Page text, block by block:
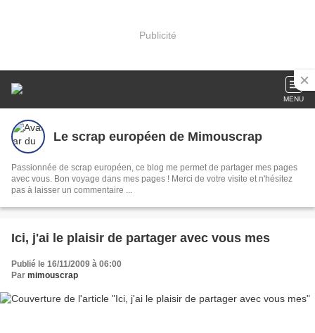
Publicité
MENU
Le scrap européen de Mimouscrap
Passionnée de scrap européen, ce blog me permet de partager mes pages
avec vous. Bon voyage dans mes pages ! Merci de votre visite et n'hésitez
pas à laisser un commentaire ...
Ici, j'ai le plaisir de partager avec vous mes
Publié le 16/11/2009 à 06:00
Par mimouscrap